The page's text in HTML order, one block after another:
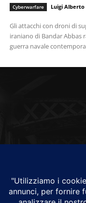
Cyberwarfare Luigi Alberto
Gli attacchi con droni di
iraniano di Bandar Abbas
guerra navale
Alground Geopolitica
Da una idea di